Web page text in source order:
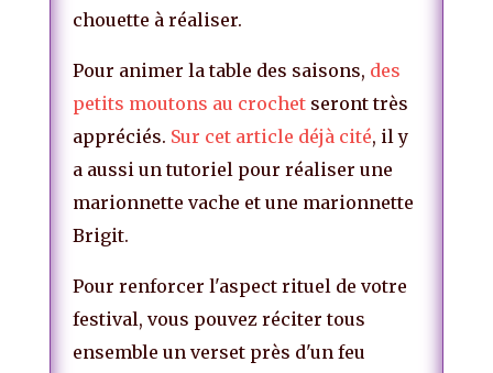
chouette à réaliser.
Pour animer la table des saisons, des
petits moutons au crochet seront très
appréciés. Sur cet article déjà cité, il y
a aussi un tutoriel pour réaliser une
marionnette vache et une marionnette
Brigit.
Pour renforcer l'aspect rituel de votre
festival, vous pouvez réciter tous
ensemble un verset près d'un feu